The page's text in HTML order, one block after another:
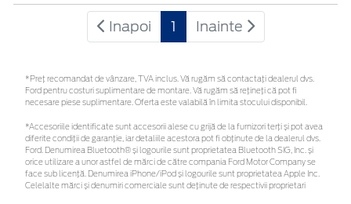
Inapoi 1 Inainte
*Preţ recomandat de vânzare, TVA inclus. Vă rugăm să contactaţi dealerul dvs.
Ford pentru costuri suplimentare de montare. Vă rugăm să rețineți că pot fi
necesare piese suplimentare. Oferta este valabilă în limita stocului disponibil.
*Accesoriile identificate sunt accesorii alese cu grijă de la furnizori terți și pot avea
diferite condiții de garanție, iar detaliile acestora pot fi obținute de la dealerul dvs.
Ford. Denumirea Bluetooth® și logourile sunt proprietatea Bluetooth SIG, Inc. și
orice utilizare a unor astfel de mărci de către compania Ford Motor Company se
face sub licență. Denumirea iPhone/iPod și logourile sunt proprietatea Apple Inc.
Celelalte mărci și denumiri comerciale sunt deținute de respectivii proprietari